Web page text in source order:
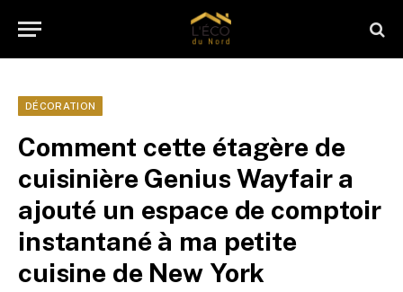
DÉCORATION
Comment cette étagère de
cuisinière Genius Wayfair a
ajouté un espace de comptoir
instantané à ma petite
cuisine de New York